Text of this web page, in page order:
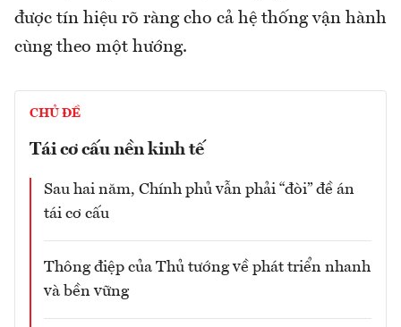
được tín hiệu rõ ràng cho cả hệ thống vận hành
cùng theo một hướng.
CHỦ ĐỀ
Tái cơ cấu nền kinh tế
Sau hai năm, Chính phủ vẫn phải “đòi” đề án
tái cơ cấu
Thông điệp của Thủ tướng về phát triển nhanh
và bền vững